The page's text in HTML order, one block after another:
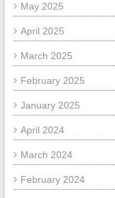
May 2025
April 2025
March 2025
February 2025
January 2025
April 2024
March 2024
February 2024